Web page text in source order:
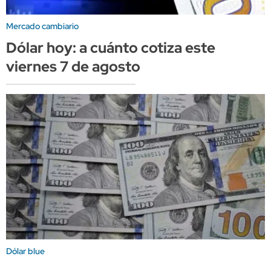
Mercado cambiario
Dólar hoy: a cuánto cotiza este
viernes 7 de agosto
Dólar blue